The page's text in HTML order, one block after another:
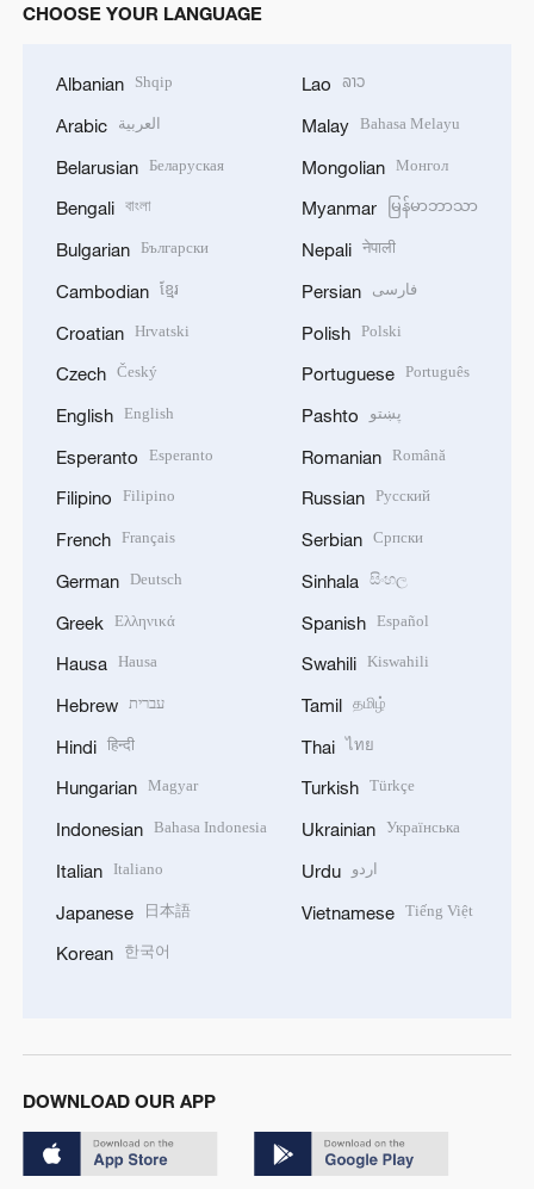
CHOOSE YOUR LANGUAGE
Albanian Shqip
Arabic العربية
Belarusian Беларуская
Bengali বাংলা
Bulgarian Български
Cambodian ខ្មែរ
Croatian Hrvatski
Czech Český
English English
Esperanto Esperanto
Filipino Filipino
French Français
German Deutsch
Greek Ελληνικά
Hausa Hausa
Hebrew עברית
Hindi हिन्दी
Hungarian Magyar
Indonesian Bahasa Indonesia
Italian Italiano
Japanese 日本語
Korean 한국어
Lao ລາວ
Malay Bahasa Melayu
Mongolian Монгол
Myanmar မြန်မာဘာသာ
Nepali नेपाली
Persian فارسی
Polish Polski
Portuguese Português
Pashto پښتو
Romanian Română
Russian Русский
Serbian Српски
Sinhala සිංහල
Spanish Español
Swahili Kiswahili
Tamil தமிழ்
Thai ไทย
Turkish Türkçe
Ukrainian Українська
Urdu اردو
Vietnamese Tiếng Việt
DOWNLOAD OUR APP